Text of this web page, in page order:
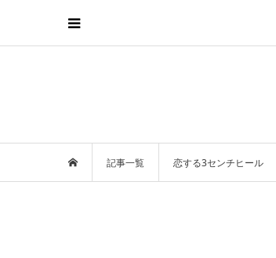
記事一覧 恋する3センチヒール